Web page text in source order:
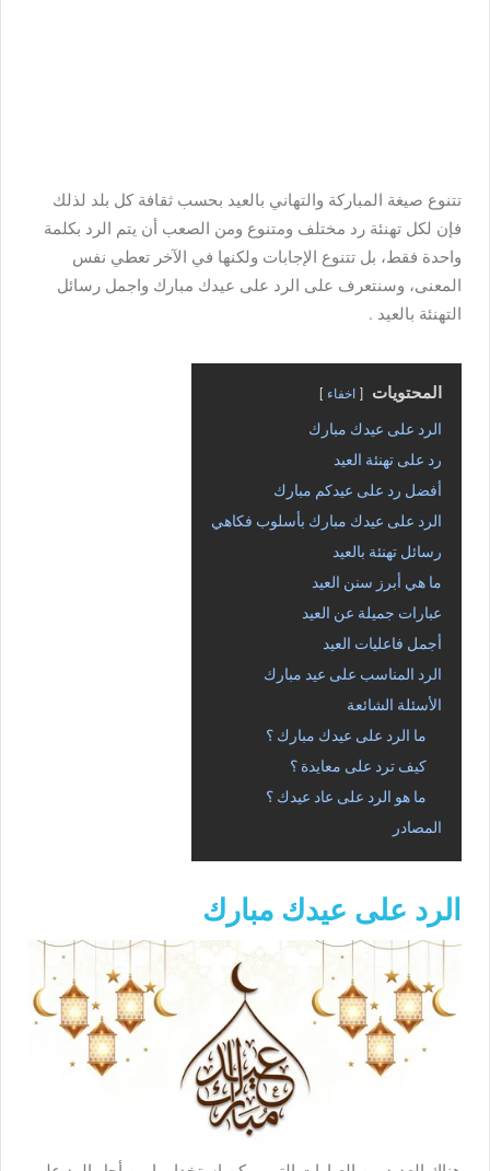
تتنوع صيغة المباركة والتهاني بالعيد بحسب ثقافة كل بلد لذلك
فإن لكل تهنئة رد مختلف ومتنوع ومن الصعب أن يتم الرد بكلمة
واحدة فقط، بل تتنوع الإجابات ولكنها في الآخر تعطي نفس
المعنى، وسنتعرف على الرد على عيدك مبارك واجمل رسائل
التهنئة بالعيد .
المحتويات اخفاء
الرد على عيدك مبارك
رد على تهنئة العيد
أفضل رد على عيدكم مبارك
الرد على عيدك مبارك بأسلوب فكاهي
رسائل تهنئة بالعيد
ما هي أبرز سنن العيد
عبارات جميلة عن العيد
أجمل فاعليات العيد
الرد المناسب على عيد مبارك
الأسئلة الشائعة
ما الرد على عيدك مبارك ؟
كيف ترد على معايدة ؟
ما هو الرد على عاد عيدك ؟
المصادر
الرد على عيدك مبارك